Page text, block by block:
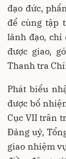
đạo đức,
để cùng tập
lãnh đạo, chỉ
được giao,
Thanh tra
Phát biểu
được bổ
Cục VII trân
Đảng uỷ,
giao nhiệm